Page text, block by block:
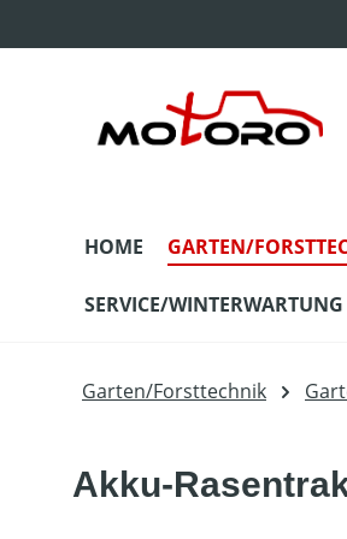
HOME GARTEN/
SERVICE/WINTERWARTUNG
Garten/Forsttechnik
Akku-